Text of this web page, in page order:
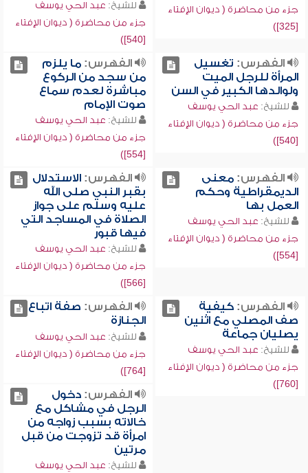
جزء من محاضرة ( ديوان الإفتاء
[325])
للشيخ: عبد الحي يوسف
جزء من محاضرة ( ديوان الإفتاء
[540])
الفهرس: تغسيل
المرأة للرجل الميت
ولوالدها الكبير في السن
للشيخ: عبد الحي يوسف
جزء من محاضرة ( ديوان الإفتاء
[540])
الفهرس:ما يلزم
من سجد من الركوع
مباشرة لعدم سماع
صوت الإمام
للشيخ: عبد الحي يوسف
جزء من محاضرة ( ديوان الإفتاء
[554])
الفهرس:معنى
الديمقراطية وحكم
العمل بها
للشيخ: عبد الحي يوسف
جزء من محاضرة ( ديوان الإفتاء
[554])
الفهرس:الاستدلال
بقبر النبي صلى الله
عليه وسلم على جواز
الصلاة في المساجد التي
فيها قبور
للشيخ: عبد الحي يوسف
جزء من محاضرة ( ديوان الإفتاء
[566])
الفهرس:كيفية
صف المصلي مع اثنين
يصليان جماعة
للشيخ: عبد الحي يوسف
جزء من محاضرة ( ديوان الإفتاء
[760])
الفهرس: صفة اتباع
الجنازة
للشيخ: عبد الحي يوسف
جزء من محاضرة ( ديوان الإفتاء
[764])
الفهرس:دخول
الرجل في مشاكل مع
خالاته بسبب زواجه من
امرأة قد تزوجت من قبل
مرتين
للشيخ: عبد الحي يوسف